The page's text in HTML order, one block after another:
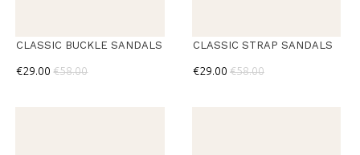
CLASSIC BUCKLE SANDALS
€29.00 €58.00
CLASSIC STRAP SANDALS
€29.00 €58.00